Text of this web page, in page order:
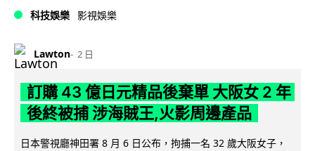
科技娛樂 影視娛樂
Lawton 2 日
訂購 43 億日元精品後棄單 大阪女 2 年
後終被捕 涉海賊王,火影周邊產品
日本警視廳神田署 8 月 6 日公布，拘捕一名 32 歲大阪女子，